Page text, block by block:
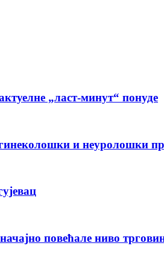
„ласт-минут“ понуде
и неуролошки
повећале ниво